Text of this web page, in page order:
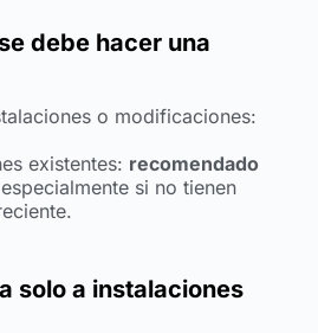
debe hacer una
o modificaciones:
existentes: recomendado
si no tienen
solo a instalaciones